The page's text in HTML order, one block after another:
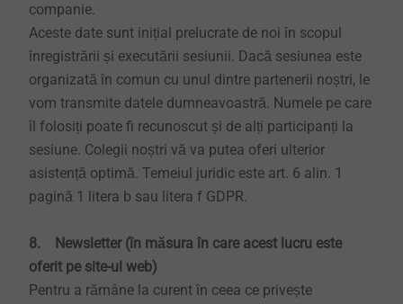
companie.
Aceste date sunt inițial prelucrate de noi în scopul
înregistrării și executării sesiunii. Dacă sesiunea este
organizată în comun cu unul dintre partenerii noștri, le
vom transmite datele dumneavoastră. Numele pe care
îl folosiți poate fi recunoscut și de alți participanți la
sesiune. Colegii noștri vă va putea oferi ulterior
asistență optimă. Temeiul juridic este art. 6 alin. 1
pagină 1 litera b sau litera f GDPR.
8. Newsletter (în măsura în care acest lucru este
oferit pe site-ul web)
Pentru a rămâne la curent în ceea ce privește